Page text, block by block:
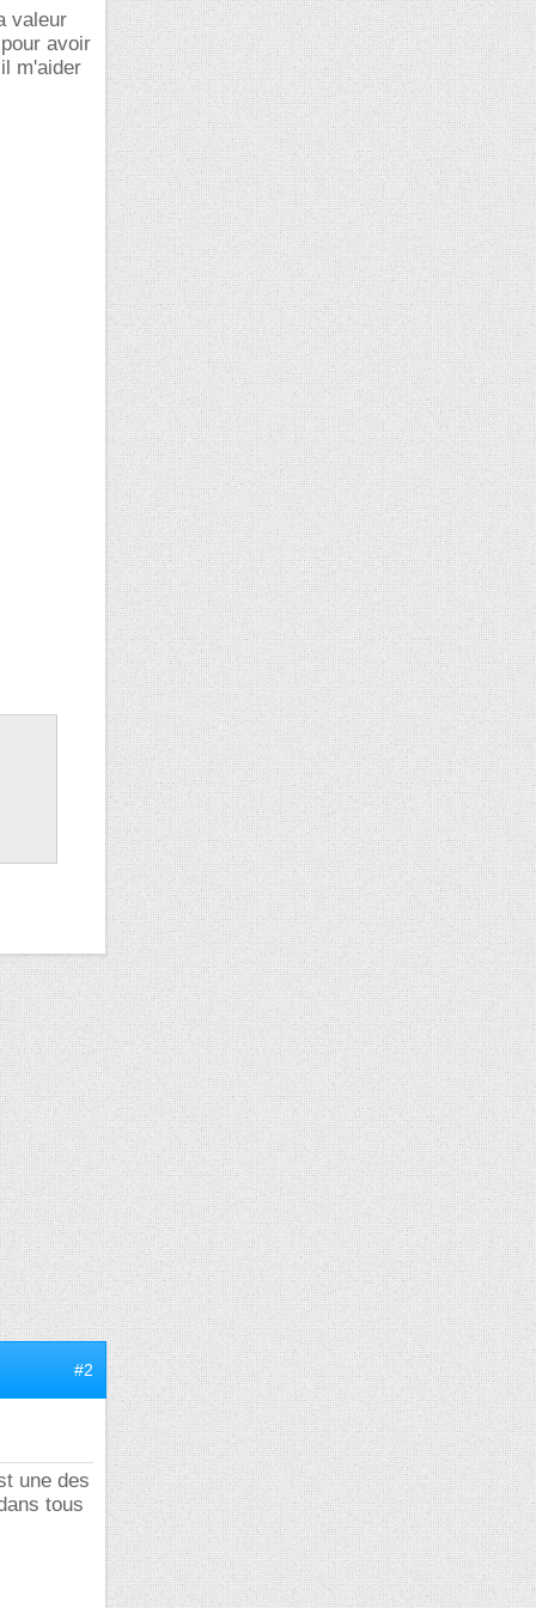
valeur
avoir
m'aider
#2
une des
tous